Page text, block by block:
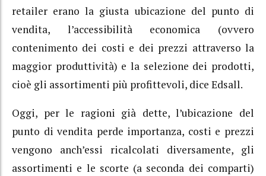
retailer erano la giusta ubicazione del punto di
vendita, l’accessibilità economica (ovvero
contenimento dei costi e dei prezzi attraverso la
maggior produttività) e la selezione dei prodotti,
cioè gli assortimenti più profittevoli, dice Edsall.
Oggi, per le ragioni già dette, l’ubicazione del
punto di vendita perde importanza, costi e prezzi
vengono anch’essi ricalcolati diversamente, gli
assortimenti e le scorte (a seconda dei comparti)